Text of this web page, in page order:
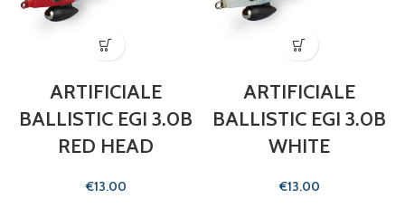
ARTIFICIALE
BALLISTIC EGI 3.0B
RED HEAD
€
ARTIFICIALE
BALLISTIC EGI 3.0B
WHITE
€